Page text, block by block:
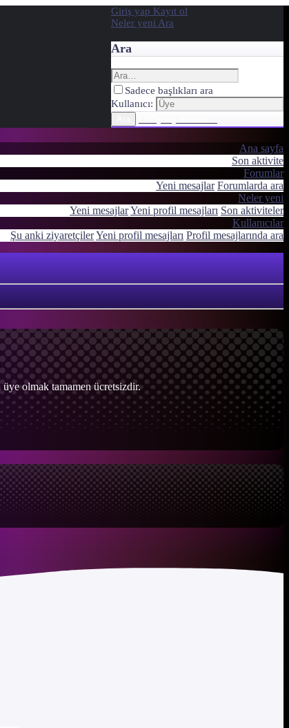
Giriş yap Kayıt ol
Neler yeni Ara
Ara
Sadece başlıkları ara
Kullanıcı:
Ana sayfa
Son aktivite
Forumlar
Yeni mesajlar Forumlarda ara
Neler yeni
Yeni mesajlarYeni profil mesajları Son aktiviteler
Kullanıcılar
Şu anki ziyaretçilerYeni profil mesajları Profil mesajlarında ara
olmak tamamen ücretsizdir.